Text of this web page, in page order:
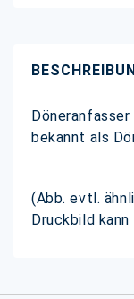
bekannt als
(Abb. evtl.
Druckbild kann